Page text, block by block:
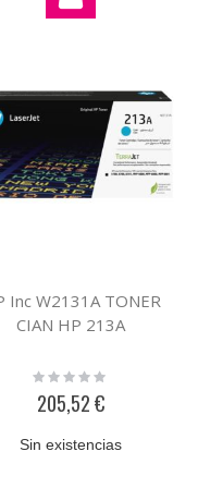
Inc W2131A TONER
CIAN HP 213A
Rating:
205,52 €
Sin existencias